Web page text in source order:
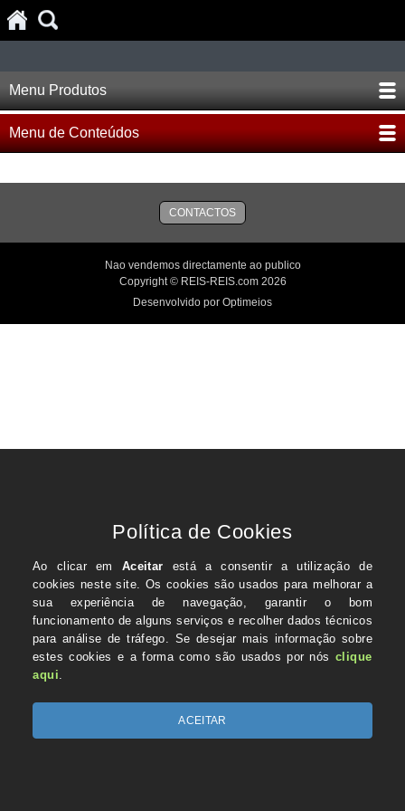
Menu Produtos
Menu de Conteúdos
CONTACTOS
Nao vendemos directamente ao publico
Copyright © REIS-REIS.com 2026
Desenvolvido por Optimeios